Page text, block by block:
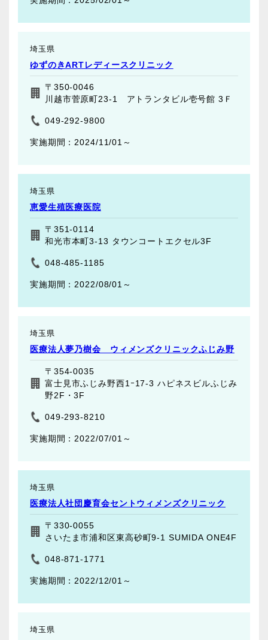
埼玉県
ゆずのきARTレディースクリニック
〒350-0046
川越市菅原町23-1 アトランタビル壱号館 3Ｆ
049-292-9800
2024/11/01～
埼玉県
恵愛生殖医療医院
〒351-0114
和光市本町3-13 タウンコートエクセル3F
048-485-1185
2022/08/01～
埼玉県
医療法人夢乃樹会 ウィメンズクリニックふじみ野
〒354-0035
富士見市ふじみ野西1ｰ17-3 ハピネスビルふじみ
野2F・3F
049-293-8210
2022/07/01～
埼玉県
医療法人社団慶育会セントウィメンズクリニック
〒330-0055
さいたま市浦和区東高砂町9-1 SUMIDA ONE4F
048-871-1771
2022/12/01～
埼玉県